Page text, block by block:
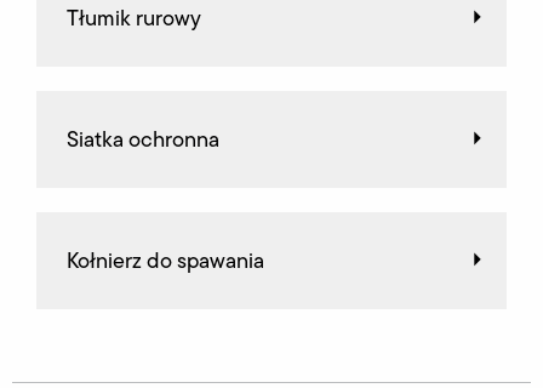
Tłumik rurowy
Siatka ochronna
Kołnierz do spawania